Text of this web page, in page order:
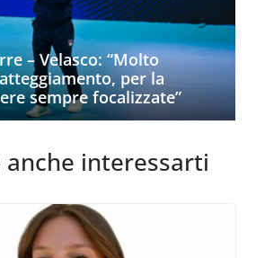
– Velasco: “Molto
per la
sempre focalizzate”
anche interessarti